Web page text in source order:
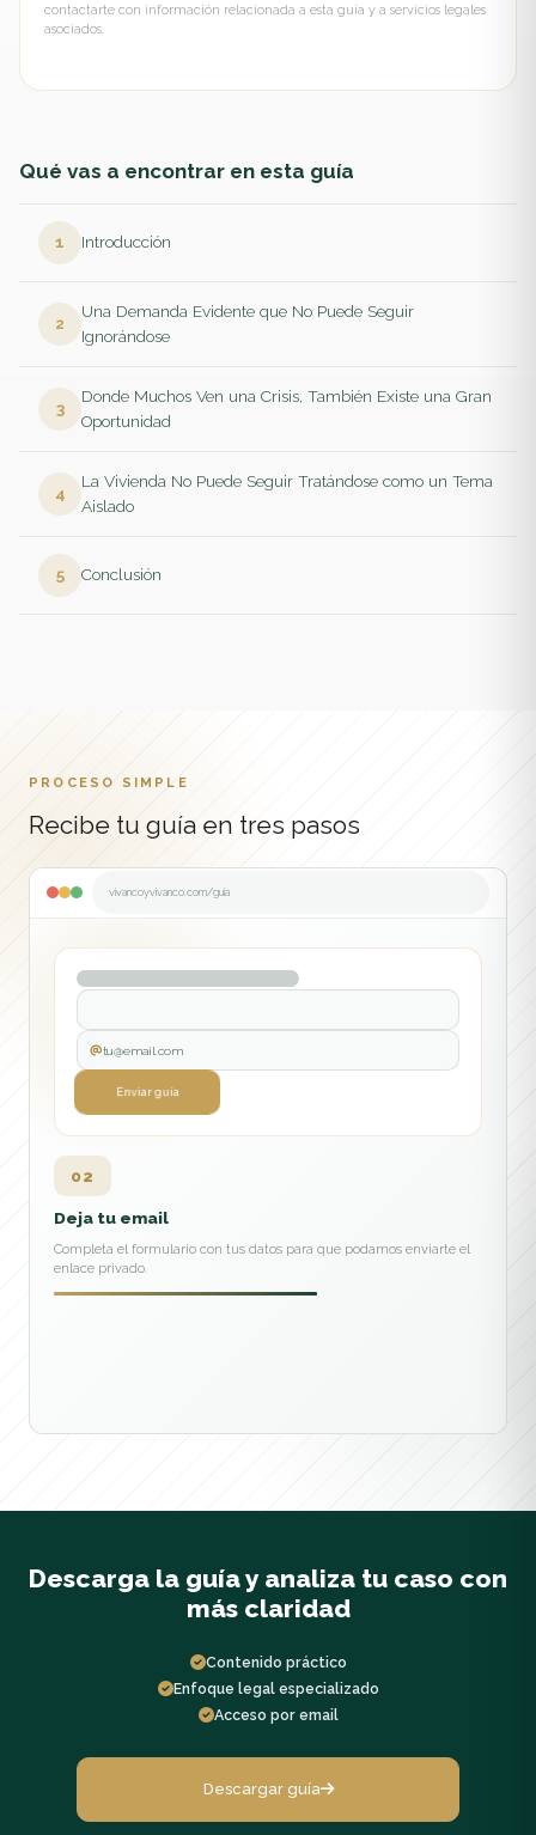
Qué vas a encontrar en esta guía
Introducción
Una Demanda Evidente que No Puede Seguir
Ignorándose
Donde Muchos Ven una Crisis, También Existe una Gran
Oportunidad
La Vivienda No Puede Seguir Tratándose como un Tema
Aislado
Conclusión
contactarte con información relacionada a esta guía y a servicios legales
asociados.
PROCESO SIMPLE
Recibe tu guía en tres pasos
vivancoyvivanco.com/guia
tu@email.com
02
Deja tu email
Completa el formulario con tus datos para que podamos enviarte el
enlace privado.
Descargar guía
Recíbela en tu correo
cuando quieras.
Descarga la guía y analiza tu caso con
más claridad
Contenido práctico
Enfoque legal especializado
Acceso por email
Descargar guía